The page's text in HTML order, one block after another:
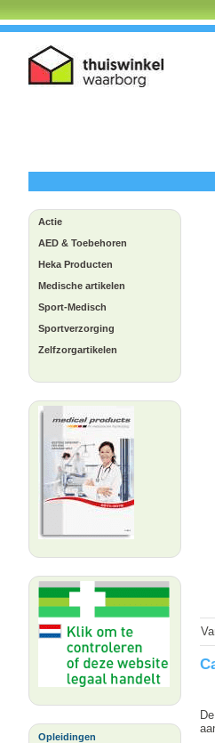
Actie
AED & Toebehoren
Heka Producten
Medische artikelen
Sport-Medisch
Sportverzorging
Zelfzorgartikelen
Opleidingen